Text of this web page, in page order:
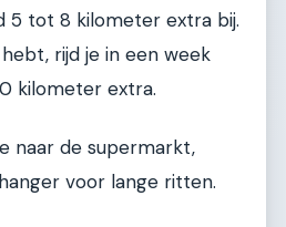
5 tot 8 kilometer extra bij.
rijd je in een week
kilometer extra.
naar de supermarkt,
voor lange ritten.